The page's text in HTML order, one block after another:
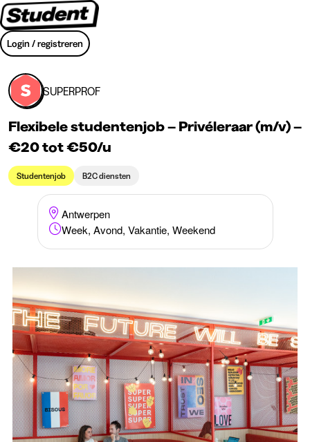
Login / registreren
SUPERPROF
Flexibele studentenjob – Privéleraar (m/v) –
€20 tot €50/u
Studentenjob B2C diensten
Antwerpen
Week, Avond, Vakantie, Weekend